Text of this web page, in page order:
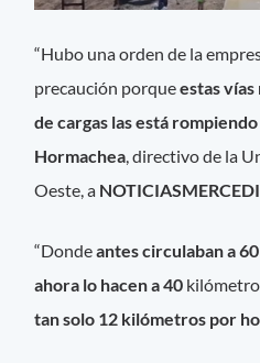
“Hubo una orden de la
precaución porqueestas
de cargas las está
Hormachea, directivo de la
Oeste, a
“Dondeantes circulaban a
ahora lo hacen a 40
tan solo 12 kilómetros por